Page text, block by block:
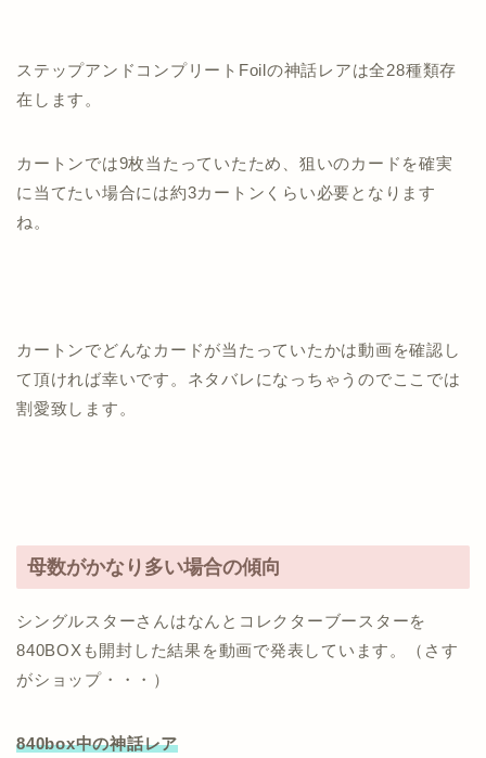
ステップアンドコンプリートFoilの神話レアは全28種類存
在します。
カートンでは9枚当たっていたため、狙いのカードを確実
に当てたい場合には約3カートンくらい必要となります
ね。
カートンでどんなカードが当たっていたかは動画を確認し
て頂ければ幸いです。ネタバレになっちゃうのでここでは
割愛致します。
母数がかなり多い場合の傾向
シングルスターさんはなんとコレクターブースターを
840BOXも開封した結果を動画で発表しています。（さす
がショップ・・・）
840box中の神話レア